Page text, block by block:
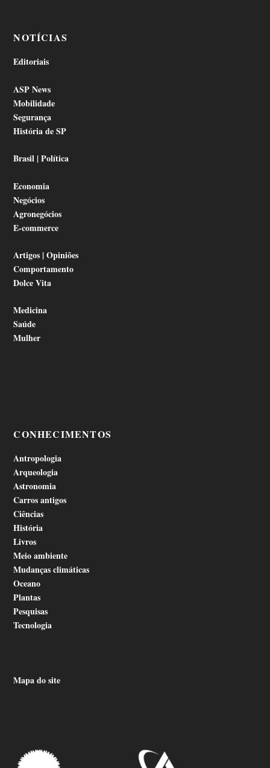
NOTÍCIAS
Editoriais
ASP News
Mobilidade
Segurança
História de SP
Brasil | Política
Economia
Negócios
Agronegócios
E-commerce
Artigos | Opiniões
Comportamento
Dolce Vita
Medicina
Saúde
Mulher
CONHECIMENTOS
Antropologia
Arqueologia
Astronomia
Carros antigos
Ciências
História
Livros
Meio ambiente
Mudanças climáticas
Oceano
Plantas
Pesquisas
Tecnologia
Mapa do site